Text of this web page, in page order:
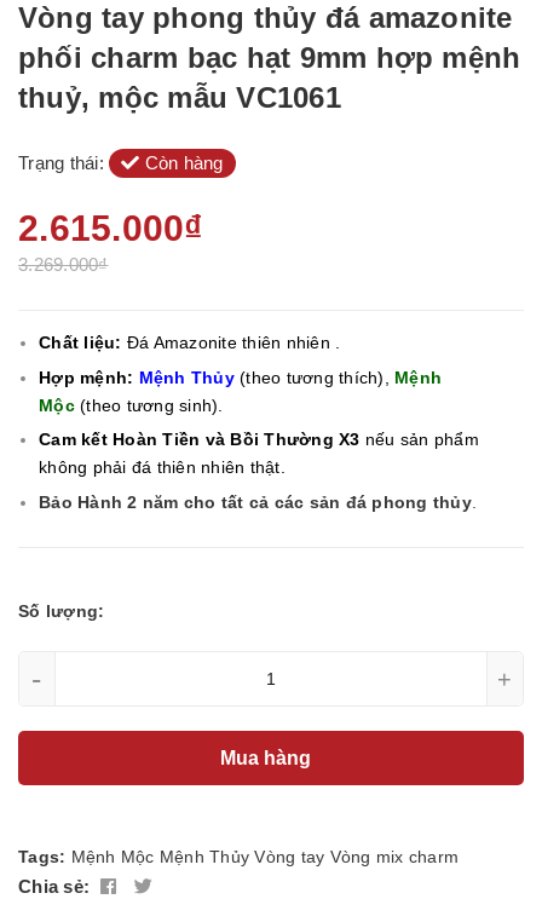
Vòng tay phong thủy đá amazonite
phối charm bạc hạt 9mm hợp mệnh
thuỷ, mộc mẫu VC1061
Trạng thái: Còn hàng
2.615.000₫
3.269.000₫
Chất liệu: Đá Amazonite thiên nhiên .
Hợp mệnh: Mệnh Thủy(theo tương thích), Mệnh
Mộc(theo tương sinh).
Cam kết Hoàn Tiền và Bồi Thường X3 nếu sản phẩm
không phải đá thiên nhiên thật.
Bảo Hành 2 năm cho tất cả các sản đá phong thủy.
Số lượng:
- +
Mua hàng
Tags: Mệnh Mộc Mệnh Thủy Vòng tay Vòng mix charm
Chia sẻ: